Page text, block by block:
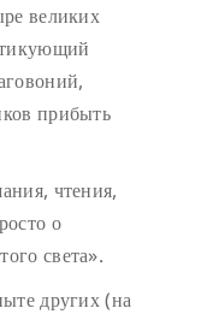
великих
прибыть
чтения,
о
света».
других (на